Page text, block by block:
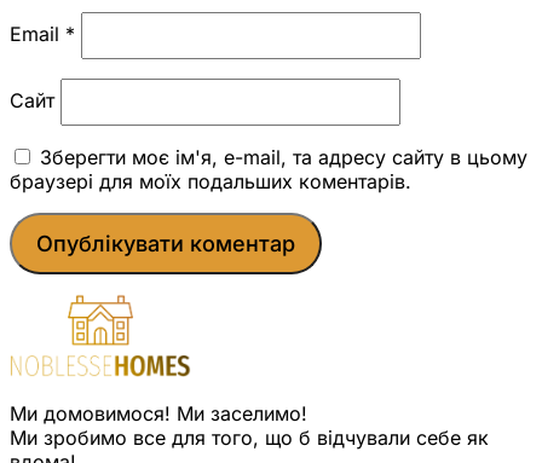
Email *
Сайт
Зберегти моє ім'я, e-mail, та адресу сайту в цьому
браузері для моїх подальших коментарів.
Ми домовимося! Ми заселимо!
Ми зробимо все для того, що б відчували себе як